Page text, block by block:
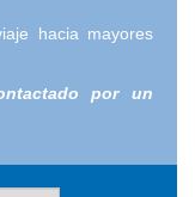
hacia mayores
por un